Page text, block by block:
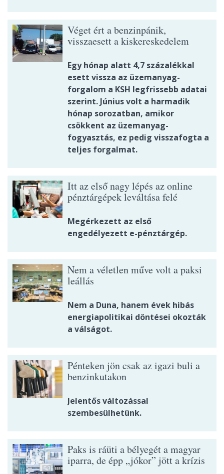
Véget ért a benzinpánik,
visszaesett a kiskereskedelem
Egy hónap alatt 4,7 százalékkal
esett vissza az üzemanyag-
forgalom a KSH legfrissebb adatai
szerint. Június volt a harmadik
hónap sorozatban, amikor
csökkent az üzemanyag-
fogyasztás, ez pedig visszafogta a
teljes forgalmat.
Itt az első nagy lépés az online
pénztárgépek leváltása felé
Megérkezett az első
engedélyezett e-pénztárgép.
Nem a véletlen műve volt a paksi
leállás
Nem a Duna, hanem évek hibás
energiapolitikai döntései okozták
a válságot.
Pénteken jön csak az igazi buli a
benzinkutakon
Jelentős változással
szembesülhetünk.
Paks is ráüti a bélyegét a magyar
iparra, de épp „jókor” jött a krízis